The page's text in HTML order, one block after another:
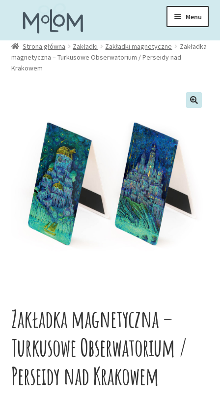
do
nawigacji
do
treści
Menu
Skarpetki
Rozwiń
menu
Rozwiń
Ubrania
Akcesoria
Niskie ceny
Strona główna Zakładki Zakładki magnetyczne
Zakładka
magnetyczna – Turkusowe Obserwatorium / Perseidy nad
Krakowem
Zakładka magnetyczna –
Turkusowe Obserwatorium /
Perseidy nad Krakowem